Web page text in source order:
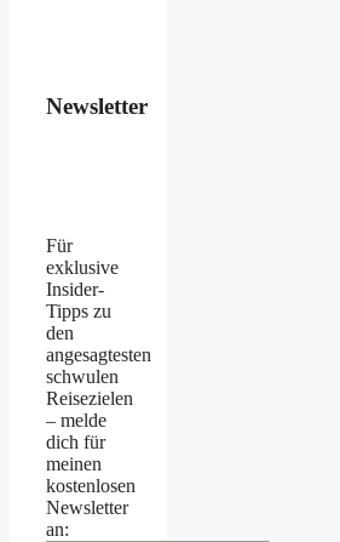
Newsletter
Für
exklusive
Insider-
Tipps zu
den
angesagtesten
schwulen
Reisezielen
– melde
dich für
meinen
kostenlosen
Newsletter
an: